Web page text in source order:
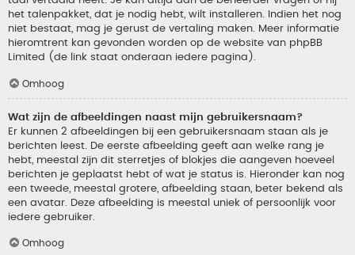
het talenpakket, dat je nodig hebt, wilt installeren. Indien het nog
niet bestaat, mag je gerust de vertaling maken. Meer informatie
hieromtrent kan gevonden worden op de website van phpBB
Limited (de link staat onderaan iedere pagina).
Omhoog
Wat zijn de afbeeldingen naast mijn gebruikersnaam?
Er kunnen 2 afbeeldingen bij een gebruikersnaam staan als je
berichten leest. De eerste afbeelding geeft aan welke rang je
hebt, meestal zijn dit sterretjes of blokjes die aangeven hoeveel
berichten je geplaatst hebt of wat je status is. Hieronder kan nog
een tweede, meestal grotere, afbeelding staan, beter bekend als
een avatar. Deze afbeelding is meestal uniek of persoonlijk voor
iedere gebruiker.
Omhoog